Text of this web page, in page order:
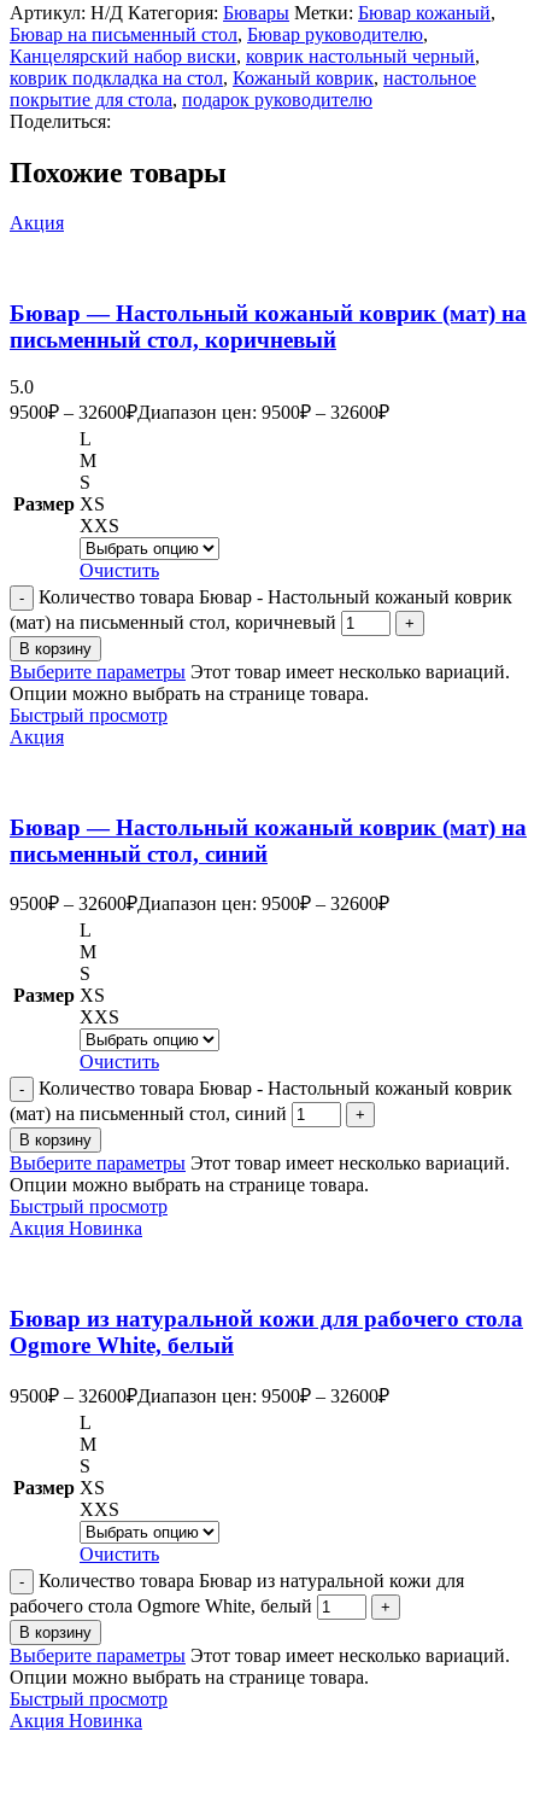
Артикул: Н/Д Категория: Бювары Метки: Бювар кожаный,
Бювар на письменный стол, Бювар руководителю,
Канцелярский набор виски, коврик настольный черный,
коврик подкладка на стол, Кожаный коврик, настольное
покрытие для стола, подарок руководителю
Поделиться:
Похожие товары
Акция
Бювар — Настольный кожаный коврик (мат) на
письменный стол, коричневый
5.0
9500₽ – 32600₽Диапазон цен: 9500₽ – 32600₽
Размер
L
M
S
XS
XXS
Очистить
Количество товара Бювар - Настольный кожаный коврик
(мат) на письменный стол, коричневый
В корзину
Выберите параметры Этот товар имеет несколько вариаций.
Опции можно выбрать на странице товара.
Быстрый просмотр
Акция
Бювар — Настольный кожаный коврик (мат) на
письменный стол, синий
9500₽ – 32600₽Диапазон цен: 9500₽ – 32600₽
Размер
L
M
S
XS
XXS
Очистить
Количество товара Бювар - Настольный кожаный коврик
(мат) на письменный стол, синий
В корзину
Выберите параметры Этот товар имеет несколько вариаций.
Опции можно выбрать на странице товара.
Быстрый просмотр
Акция Новинка
Бювар из натуральной кожи для рабочего стола
Ogmore White, белый
9500₽ – 32600₽Диапазон цен: 9500₽ – 32600₽
Размер
L
M
S
XS
XXS
Очистить
Количество товара Бювар из натуральной кожи для
рабочего стола Ogmore White, белый
В корзину
Выберите параметры Этот товар имеет несколько вариаций.
Опции можно выбрать на странице товара.
Быстрый просмотр
Акция Новинка